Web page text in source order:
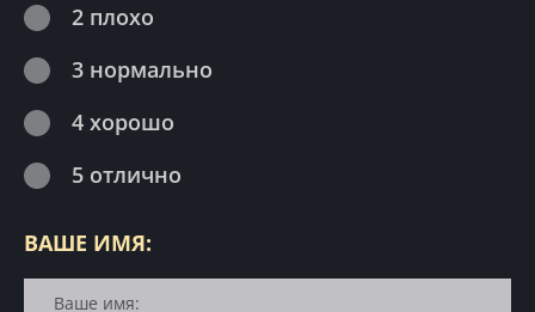
2 плохо
3 нормально
4 хорошо
5 отлично
ВАШЕ ИМЯ: